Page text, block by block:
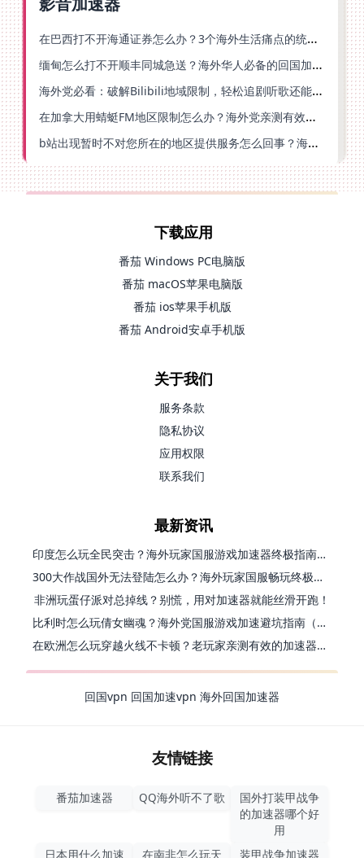
在巴西打不开海通证券怎么办？3个海外生活痛点的统一解决方案
缅甸怎么打不开顺丰同城急送？海外华人必备的回国加速指南（附B站会员游戏解决方案）
海外党必看：破解Bilibili地域限制，轻松追剧听歌还能流畅理财的实用指南
在加拿大用蜻蜓FM地区限制怎么办？海外党亲测有效的回国加速方案
b站出现暂时不对您所在的地区提供服务怎么回事？海外党亲测有效的回国加速方案
下载应用
番茄 Windows PC电脑版
番茄 macOS苹果电脑版
番茄 ios苹果手机版
番茄 Android安卓手机版
关于我们
服务条款
隐私协议
应用权限
联系我们
最新资讯
印度怎么玩全民突击？海外玩家国服游戏加速器终极指南（附原神延迟优化+精灵之境加速器选择）
300大作战国外无法登陆怎么办？海外玩家国服畅玩终极指南（附实测推荐）
非洲玩蛋仔派对总掉线？别慌，用对加速器就能丝滑开跑！
比利时怎么玩倩女幽魂？海外党国服游戏加速避坑指南（附实测推荐）
在欧洲怎么玩穿越火线不卡顿？老玩家亲测有效的加速器选择指南
回国vpn 回国加速vpn 海外回国加速器
友情链接
番茄加速器 QQ海外听不了歌
国外打装甲战争
的加速器哪个好
用
日本用什么加速
在南非怎么玩天 装甲战争加速器